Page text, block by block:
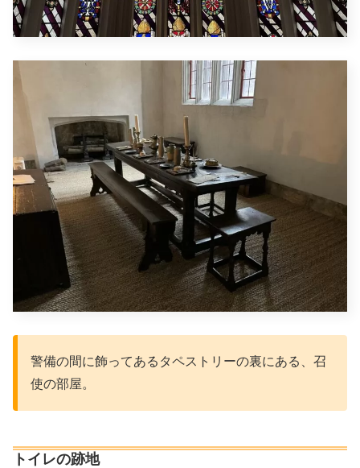
警備の間に飾ってあるタペストリーの裏にある、召
使の部屋。
トイレの跡地